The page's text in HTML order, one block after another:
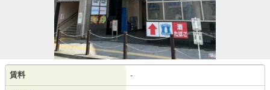
賃料 -